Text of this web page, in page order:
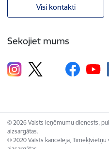
Visi kontakti
Sekojiet mums
© 2026 Valsts ieņēmumu dienests,
aizsargātas.
© 2020 Valsts kanceleja,